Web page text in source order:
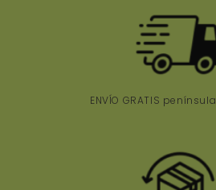
ENVÍO GRATIS península